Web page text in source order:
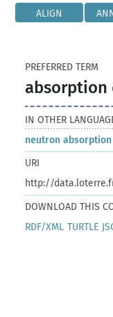
ALIGN
PREFERRED TERM
absorption
IN OTHER
neutron absorption
URI
http://data.loterre.fr/
DOWNLOAD THIS
RDF/XML TURTLE